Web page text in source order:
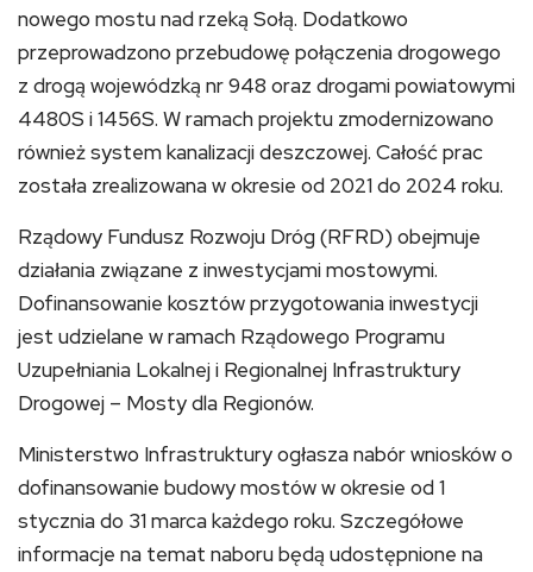
nowego mostu nad rzeką Sołą. Dodatkowo
przeprowadzono przebudowę połączenia drogowego
z drogą wojewódzką nr 948 oraz drogami powiatowymi
4480S i 1456S. W ramach projektu zmodernizowano
również system kanalizacji deszczowej. Całość prac
została zrealizowana w okresie od 2021 do 2024 roku.
Rządowy Fundusz Rozwoju Dróg (RFRD) obejmuje
działania związane z inwestycjami mostowymi.
Dofinansowanie kosztów przygotowania inwestycji
jest udzielane w ramach Rządowego Programu
Uzupełniania Lokalnej i Regionalnej Infrastruktury
Drogowej – Mosty dla Regionów.
Ministerstwo Infrastruktury ogłasza nabór wniosków o
dofinansowanie budowy mostów w okresie od 1
stycznia do 31 marca każdego roku. Szczegółowe
informacje na temat naboru będą udostępnione na